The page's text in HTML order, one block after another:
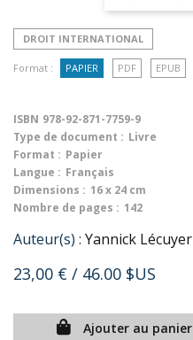
DROIT INTERNATIONAL
Format : PAPIER PDF EPUB
ISBN 978-92-871-7759-9
Type de document : Livre
Format : Papier
Langue : Français
Dimensions : 16 x 24 cm
Nombre de pages : 142
Auteur(s) : Yannick Lécuyer
23,00 € / 46.00 $US
Ajouter au panier